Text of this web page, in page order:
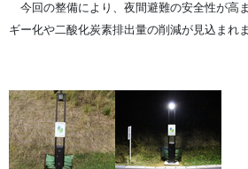
今回の整備により、夜間避難の安全性が高
ギー化や二酸化炭素排出量の削減が見込まれま